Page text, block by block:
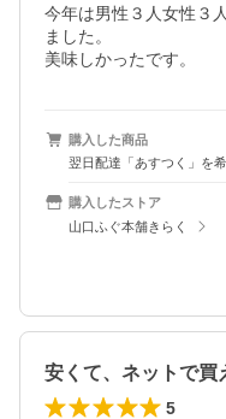
今年は男性３人女性３
ました。
美味しかったです。
購入した商品
翌日配達「あすつく」を
購入したストア
山口ふぐ本舗きらく
5